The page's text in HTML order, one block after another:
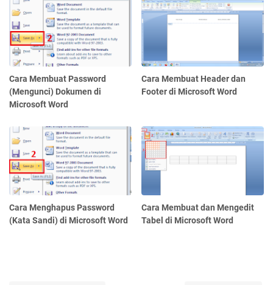
Cara Membuat Password
(Mengunci) Dokumen di
Microsoft Word
Cara Membuat Header dan
Footer di Microsoft Word
Cara Menghapus Password
(Kata Sandi) di Microsoft Word
Cara Membuat dan Mengedit
Tabel di Microsoft Word